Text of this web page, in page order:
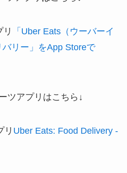
リ
「Uber Eats（ウーバーイ
リー」をApp Storeで
ツアプリはこちら↓
リ Uber Eats: Food Delivery -